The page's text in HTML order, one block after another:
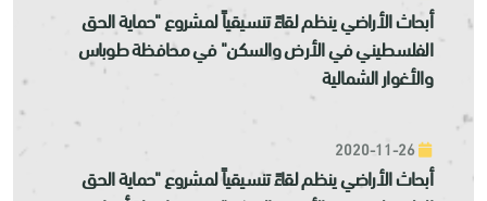
أبحاث الأراضي ينظم لقاءً تنسيقياً لمشروع "حماية الحق
الفلسطيني في الأرض والسكن" في محافظة طوباس
والأغوار الشمالية
أبحاث الأراضي ينظم لقاءً تنسيقياً لمشروع "حماية الحق